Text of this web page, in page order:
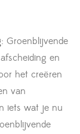
: Groenblijvende
en
het creëren
van
iets wat je nu